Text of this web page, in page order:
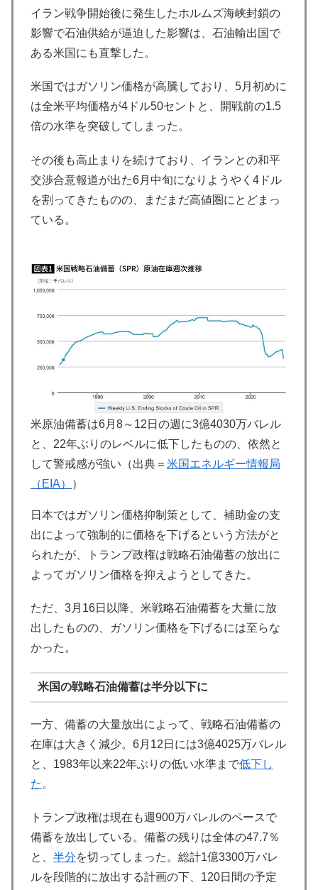
イラン戦争開始後に発生したホルムズ海峡封鎖の
影響で石油供給が逼迫した影響は、石油輸出国で
ある米国にも直撃した。
米国ではガソリン価格が高騰しており、5月初めに
は全米平均価格が4ドル50セントと、開戦前の1.5
倍の水準を突破してしまった。
その後も高止まりを続けており、イランとの和平
交渉合意報道が出た6月中旬になりようやく4ドル
を割ってきたものの、まだまだ高値圏にとどまっ
ている。
米原油備蓄は6月8～12日の週に3億4030万バレル
と、22年ぶりのレベルに低下したものの、依然と
して警戒感が強い（出典＝ 米国エネルギー情報局
（EIA）
）
日本ではガソリン価格抑制策として、補助金の支
出によって強制的に価格を下げるという方法がと
られたが、トランプ政権は戦略石油備蓄の放出に
よってガソリン価格を抑えようとしてきた。
ただ、3月16日以降、米戦略石油備蓄を大量に放
出したものの、ガソリン価格を下げるには至らな
かった。
米国の戦略石油備蓄は半分以下に
一方、備蓄の大量放出によって、戦略石油備蓄の
在庫は大きく減少。6月12日には3億4025万バレル
と、1983年以来22年ぶりの低い水準まで低下し
た 。
トランプ政権は現在も週900万バレルのペースで
備蓄を放出している。備蓄の残りは全体の47.7％
と、 半分を切ってしまった。総計1億3300万バレ
ルを段階的に放出する計画の下、120日間の予定